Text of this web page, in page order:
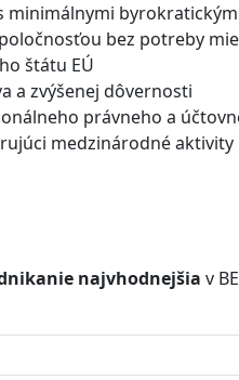
minimálnymi
bez potreby
štátu EÚ
a zvýšenej dôvernosti
právneho a
medzinárodné aktivity
najvhodnejšia v